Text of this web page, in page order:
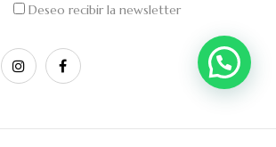
Deseo recibir la newsletter